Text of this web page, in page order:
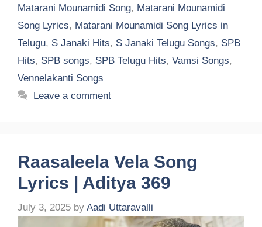
Matarani Mounamidi Song, Matarani Mounamidi
Song Lyrics, Matarani Mounamidi Song Lyrics in
Telugu, S Janaki Hits, S Janaki Telugu Songs, SPB
Hits, SPB songs, SPB Telugu Hits, Vamsi Songs,
Vennelakanti Songs
Leave a comment
Raasaleela Vela Song
Lyrics | Aditya 369
July 3, 2025 by Aadi Uttaravalli